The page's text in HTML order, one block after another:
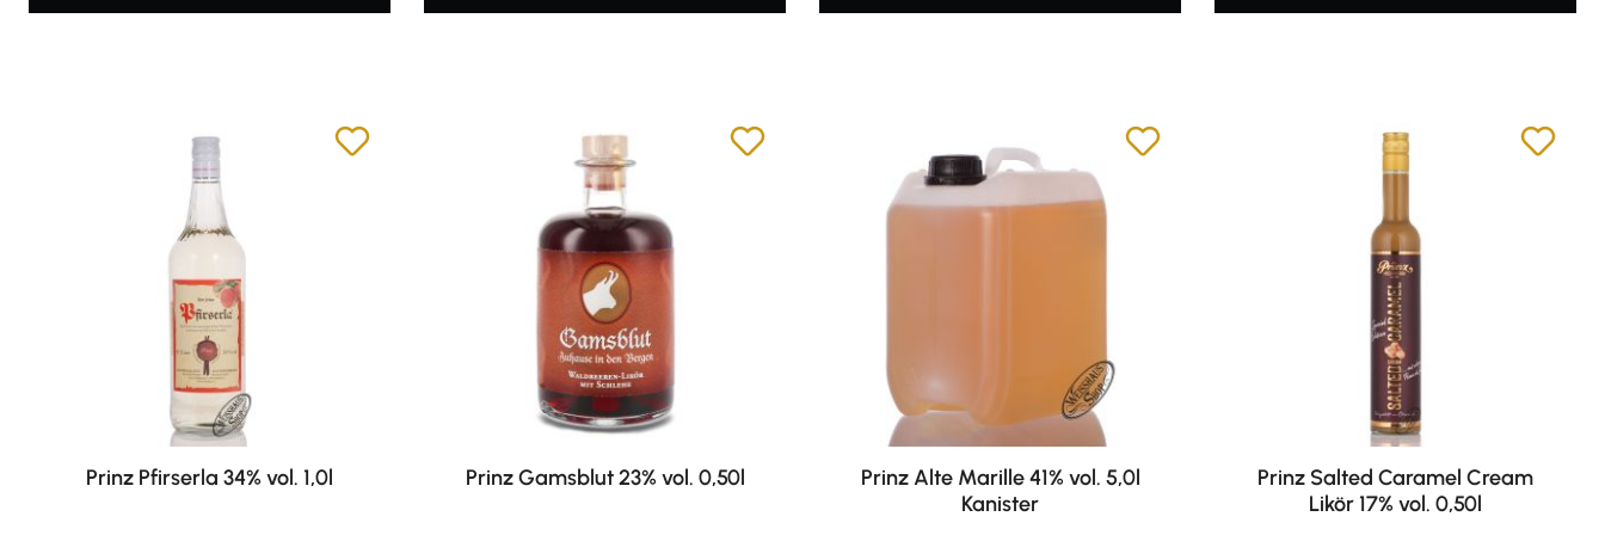
Prinz Pfirserla 34% vol. 1,0l Prinz Gamsblut 23% vol. 0,50l
Prinz Alte Marille 41% vol. 5,0l
Kanister
Prinz Salted Caramel Cream
Likör 17% vol. 0,50l